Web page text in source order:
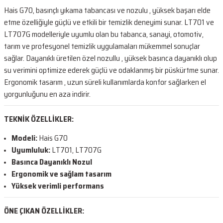
Hais G70, basınçlı yıkama tabancası ve nozulu , yüksek başarı elde
etme özelliğiyle güçlü ve etkili bir temizlik deneyimi sunar. LT701 ve
LT707G modelleriyle uyumlu olan bu tabanca, sanayi, otomotiv,
tarım ve profesyonel temizlik uygulamaları mükemmel sonuçlar
sağlar. Dayanıklı üretilen özel nozullu , yüksek basınca dayanıklı olup
su verimini optimize ederek güçlü ve odaklanmış bir püskürtme sunar.
Ergonomik tasarım , uzun süreli kullanımlarda konfor sağlarken el
yorgunluğunu en aza indirir.
TEKNİK ÖZELLİKLER:
Modeli:Hais G70
Uyumluluk:LT701, LT707G
Basınca Dayanıklı Nozul
Ergonomik ve sağlam tasarım
Yüksek verimli performans
ÖNE ÇIKAN ÖZELLİKLER: